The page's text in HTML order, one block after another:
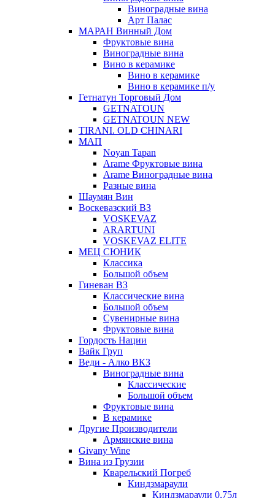
Виноградные вина
Арт Палас
МАРАН Винный Дом
Фруктовые вина
Виноградные вина
Вино в керамике
Вино в керамике
Вино в керамике п/у
Гетнатун Торговый Дом
GETNATOUN
GETNATOUN NEW
TIRANI. OLD CHINARI
МАП
Noyan Tapan
Arame Фруктовые вина
Arame Виноградные вина
Разные вина
Шаумян Вин
Воскевазский ВЗ
VOSKEVAZ
ARARTUNI
VOSKEVAZ ELITE
МЕЦ СЮНИК
Классика
Большой объем
Гиневан ВЗ
Классические вина
Большой объем
Сувенирные вина
Фруктовые вина
Гордость Нации
Вайк Груп
Веди - Алко ВКЗ
Виноградные вина
Классические
Большой объем
Фруктовые вина
В керамике
Другие Производители
Армянские вина
Givany Wine
Вина из Грузии
Кварельский Погреб
Киндзмараули
Киндзмараули 0,75л